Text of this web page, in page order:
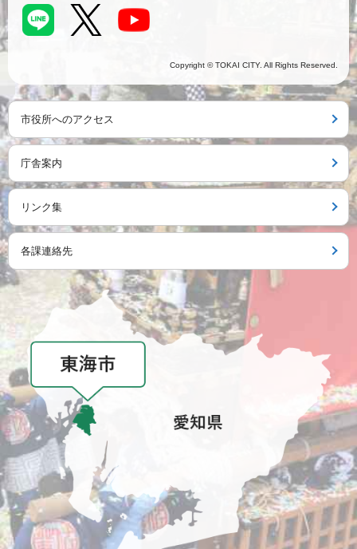
Copyright © TOKAI CITY. All Rights Reserved.
市役所へのアクセス
庁舎案内
リンク集
各課連絡先